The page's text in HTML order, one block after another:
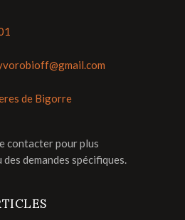
de Bigorre
contacter pour plus
demandes spécifiques.